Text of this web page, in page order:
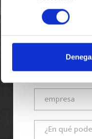
consentimiento